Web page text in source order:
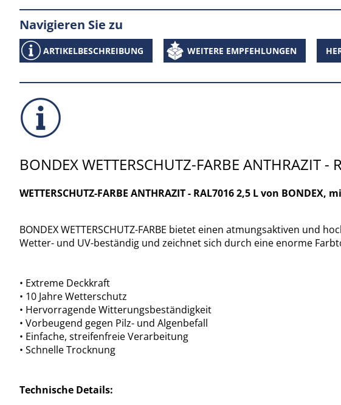
Navigieren Sie zu
ARTIKELBESCHREIBUNG WEITERE EMPFEHLUNGEN
BONDEX WETTERSCHUTZ-FARBE ANTHRAZIT
WETTERSCHUTZ-FARBE ANTHRAZIT - RAL7016 2,5 L von
BONDEX WETTERSCHUTZ-FARBE bietet einen atmungsaktiven und
Wetter- und UV-beständig und zeichnet sich durch eine enorme
• Extreme Deckkraft
• 10 Jahre Wetterschutz
• Hervorragende Witterungsbeständigkeit
• Vorbeugend gegen Pilz- und Algenbefall
• Einfache, streifenfreie Verarbeitung
• Schnelle Trocknung
Technische Details: